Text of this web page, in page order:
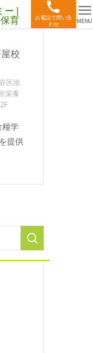
お電話で問い合
わせ
MENU
区池
栄養
糧学
提供